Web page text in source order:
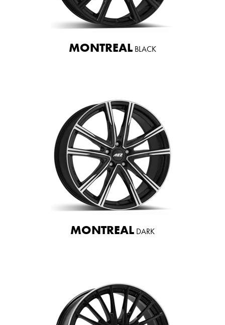
MONTREAL BLACK
MONTREAL DARK